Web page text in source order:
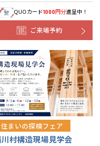
QUOカード1000円分進呈中！
ご来場予約
住まいの探検フェア
村構造現場見学会